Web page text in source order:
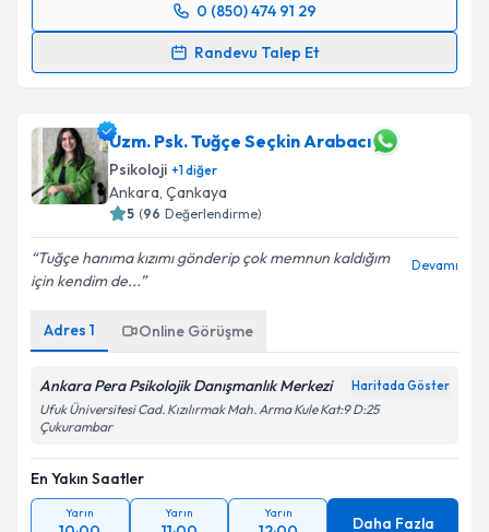
0 (850) 474 91 29
Randevu Talep Et
Randevu Takvimi Talebi
takvim hazırlandığında e-posta ile bilgilendireceğiz.
E-posta Adresiniz
Kişisel verilerimin işlenmesine ilişkin
kapsamda işlenmesini kabul ediyorum.
Takvim Talebini Gönder
Uzm. Psk. Tuğçe Seçkin Arabacı
Psikoloji +1diğer
Ankara, Çankaya
5 (96 Değerlendirme)
Tuğçe hanıma kızımı gönderip çok memnun kaldığım
için kendim de...
Devamı
Adres 1 Online Görüşme
Ankara Pera Psikolojik Danışmanlık Merkezi Haritada Göster
Ufuk Üniversitesi Cad. Kızılırmak Mah. Arma Kule Kat:9 D:25
Çukurambar
En Yakın Saatler
Yarın Yarın Yarın
Daha Fazla